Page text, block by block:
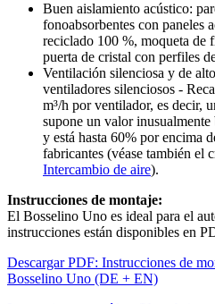
Buen aislamiento acústico:
fonoabsorbentes con paneles
reciclado 100 %, moqueta de
puerta de cristal con perfiles
Ventilación silenciosa y de
ventiladores silenciosos -
m³/h por ventilador, es decir,
supone un valor
y está hasta 60% por encima
fabricantes (véase también el
Intercambio de aire).
Instrucciones de montaje:
El Bosselino Uno es ideal para el
instrucciones están disponibles en
Descargar PDF: Instrucciones de
Bosselino Uno (DE + EN)